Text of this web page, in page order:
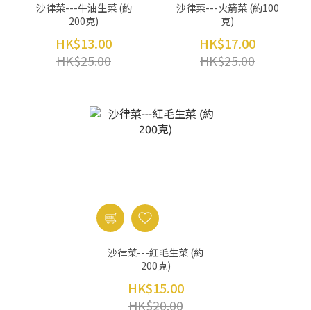
沙律菜---牛油生菜 (約
200克)
HK$13.00
HK$25.00
沙律菜---火箭菜 (約100
克)
HK$17.00
HK$25.00
沙律菜---紅毛生菜 (約
200克)
HK$15.00
HK$20.00